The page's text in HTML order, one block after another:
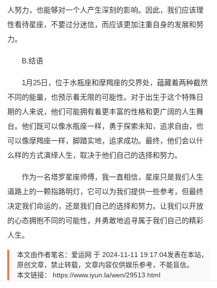
人努力，也能够对一个人产生深刻的影响。因此，我们应该理
性看待星座，不要过分迷信，而应该更加注重自身的发展和努
力。
B.结语
1月25日，位于水瓶座和摩羯座的交界处，蕴藏着两种截然
不同的能量，也预示着无限的可能性。对于出生于这个特殊日
期的人来说，他们可能拥有着更丰富的性格和更广阔的人生舞
台。他们既可以像水瓶座一样，勇于探索未知，追求自由，也
可以像摩羯座一样，脚踏实地，追求成功。最终，他们会以什
么样的方式演绎人生，取决于他们自己的选择和努力。
作为一名塔罗星座师傅，我一直相信，星座只是我们人生
道路上的一颗指路明灯，它可以为我们提供一些参考，但最终
决定我们命运的，还是我们自己的选择和努力。让我们以开放
的心态拥抱不同的可能性，并勇敢地追寻属于我们自己的精彩
人生。
本文由作者笔名：爱运网 于 2024-11-11 19:17:04发表在本站，
原创文章，禁止转载，文章内容仅供娱乐参考，不能盲信。
本文链接： https://www.iyun.la/wen/29513.html